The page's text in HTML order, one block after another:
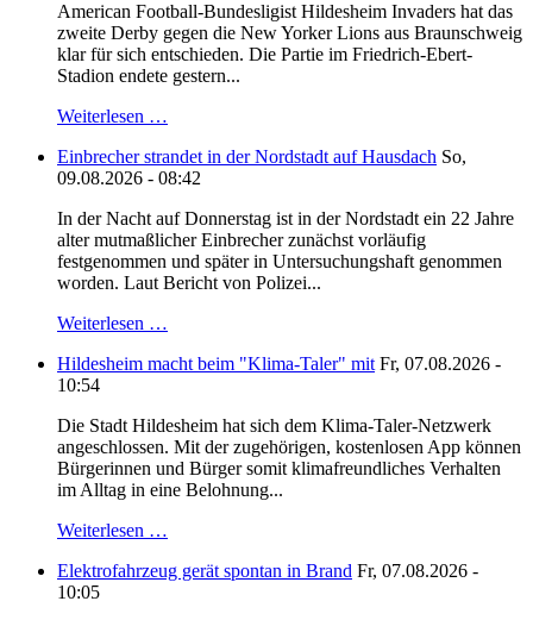
American Football-Bundesligist Hildesheim Invaders hat das
zweite Derby gegen die New Yorker Lions aus Braunschweig
klar für sich entschieden. Die Partie im Friedrich-Ebert-
Stadion endete gestern...
Weiterlesen …
Einbrecher strandet in der Nordstadt auf Hausdach So,
09.08.2026 - 08:42
In der Nacht auf Donnerstag ist in der Nordstadt ein 22 Jahre
alter mutmaßlicher Einbrecher zunächst vorläufig
festgenommen und später in Untersuchungshaft genommen
worden. Laut Bericht von Polizei...
Weiterlesen …
Hildesheim macht beim "Klima-Taler" mit Fr, 07.08.2026 -
10:54
Die Stadt Hildesheim hat sich dem Klima-Taler-Netzwerk
angeschlossen. Mit der zugehörigen, kostenlosen App können
Bürgerinnen und Bürger somit klimafreundliches Verhalten
im Alltag in eine Belohnung...
Weiterlesen …
Elektrofahrzeug gerät spontan in Brand Fr, 07.08.2026 -
10:05